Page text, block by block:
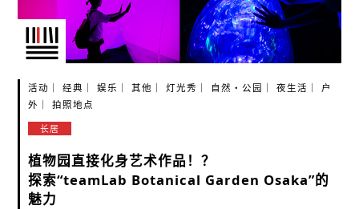
活动 经典 娱乐 其他 灯光秀 自然・公园 夜生活
户
外
拍照地点
长居
植物园直接化身艺术作品！？
探索“teamLab Botanical Garden Osaka”的
魅力